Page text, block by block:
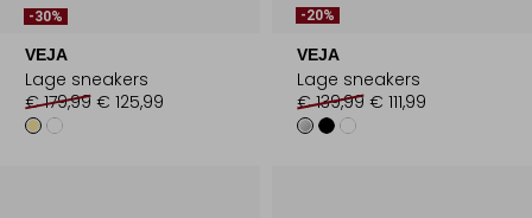
-30%
VEJA
Lage sneakers
€ 179,99 € 125,99
-20%
VEJA
Lage sneakers
€ 139,99 € 111,99